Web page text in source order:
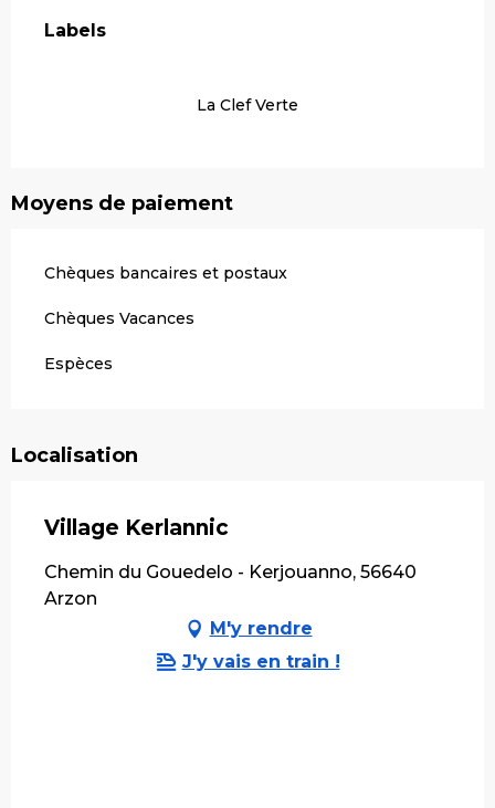
Labels
Labels
La Clef Verte
Moyens de paiement
Chèques bancaires et postaux
Chèques Vacances
Espèces
Localisation
Village Kerlannic
Chemin du Gouedelo - Kerjouanno, 56640
Arzon
M'y rendre
J'y vais en train !